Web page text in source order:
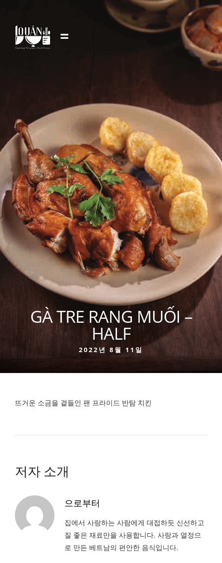
GÀ TRE RANG MUỐI –
HALF
2022년 8월 11일
뜨거운 소금을 곁들인 팬 프라이드 반탐 치킨
저자 소개
으로부터
집에서 사랑하는 사람에게 대접하듯 신선하고
질 좋은 재료만을 사용합니다. 사랑과 열정으
로 만든 베트남의 편안한 음식입니다.